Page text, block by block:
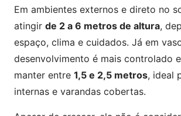
Em ambientes externos e direto no
atingir de 2 a 6 metros de altura,
espaço, clima e cuidados. Já em
desenvolvimento é mais controlado
manter entre 1,5 e 2,5 metros, ideal
internas e varandas cobertas.